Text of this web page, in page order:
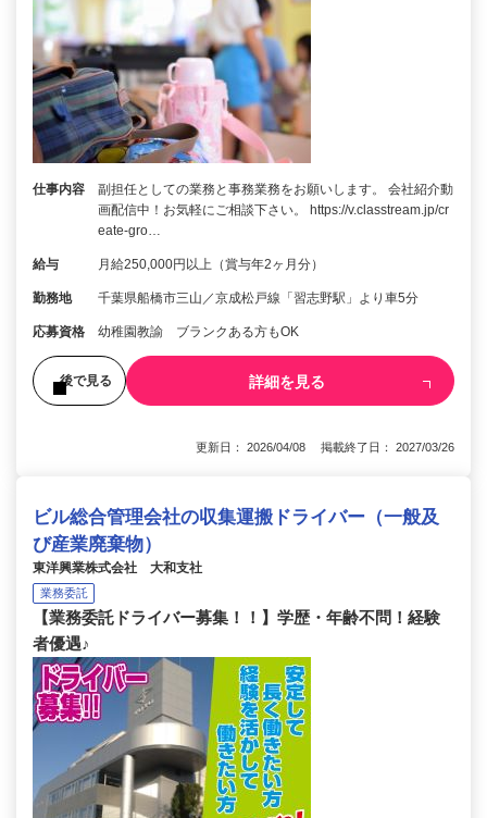
仕事内容
副担任としての業務と事務業務をお願いします。 会社紹介動
画配信中！お気軽にご相談下さい。 https://v.classtream.jp/cr
eate-gro…
給与 月給250,000円以上（賞与年2ヶ月分）
勤務地 千葉県船橋市三山／京成松戸線「習志野駅」より車5分
応募資格 幼稚園教諭 ブランクある方もOK
後で見る 詳細を見る
更新日： 2026/04/08 掲載終了日： 2027/03/26
ビル総合管理会社の収集運搬ドライバー（一般及
び産業廃棄物）
東洋興業株式会社 大和支社
業務委託
【業務委託ドライバー募集！！】学歴・年齢不問！経験
者優遇♪